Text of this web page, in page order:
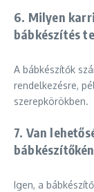
6. Milyen
bábkészítés
A bábkészítők
rendelkezésre,
szerepkörökben.
7. Van
Igen, a